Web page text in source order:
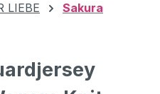
LIEBE Sakura